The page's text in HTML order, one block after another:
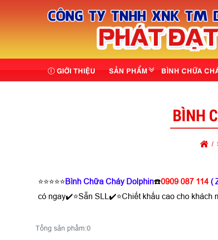
GIỚI THIỆU SẢN PHẨM BÌNH CHỮA
BÌNH
⭐⭐⭐⭐⭐ Bình Chữa Cháy Dolphin☎️0909 087 114 (
có ngay✔️⭐Sẵn SLL✔️⭐Chiết khấu cao cho khách
Tổng sản phẩm:0